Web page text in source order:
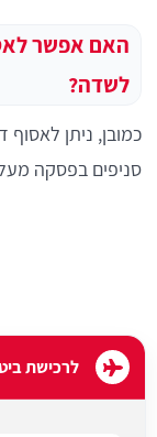
האם אפשר
לשדה?
סניפים בפסקה
לרכישת